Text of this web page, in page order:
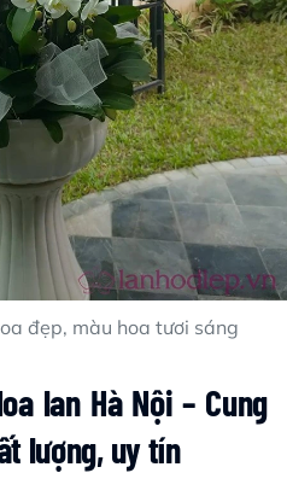
đẹp, màu hoa tươi sáng
lan Hà Nội – Cung
lượng, uy tín